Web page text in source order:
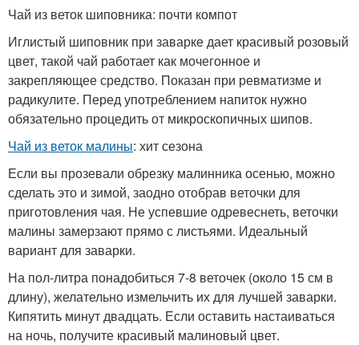
Чай из веток шиповника: почти компот
Иглистый шиповник при заварке дает красивый розовый
цвет, такой чай работает как мочегонное и
закрепляющее средство. Показан при ревматизме и
радикулите. Перед употреблением напиток нужно
обязательно процедить от микроскопичных шипов.
Чай из веток малины: хит сезона
Если вы прозевали обрезку малинника осенью, можно
сделать это и зимой, заодно отобрав веточки для
приготовления чая. Не успевшие одревеснеть, веточки
малины замерзают прямо с листьями. Идеальный
вариант для заварки.
На пол-литра понадобиться 7-8 веточек (около 15 см в
длину), желательно измельчить их для лучшей заварки.
Кипятить минут двадцать. Если оставить настаиваться
на ночь, получите красивый малиновый цвет.